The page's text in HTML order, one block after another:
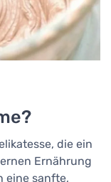
die ein
Ernährung
eine sanfte,